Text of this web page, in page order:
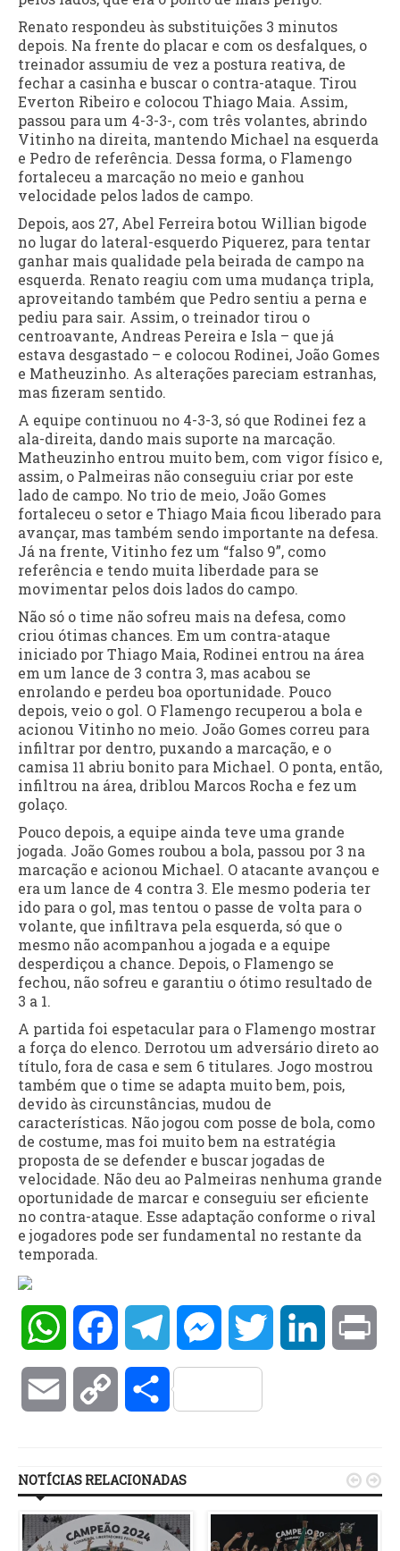
Renato respondeu às substituições 3 minutos
depois. Na frente do placar e com os desfalques, o
treinador assumiu de vez a postura reativa, de
fechar a casinha e buscar o contra-ataque. Tirou
Everton Ribeiro e colocou Thiago Maia. Assim,
passou para um 4-3-3-, com três volantes, abrindo
Vitinho na direita, mantendo Michael na esquerda
e Pedro de referência. Dessa forma, o Flamengo
fortaleceu a marcação no meio e ganhou
velocidade pelos lados de campo.
Depois, aos 27, Abel Ferreira botou Willian bigode
no lugar do lateral-esquerdo Piquerez, para tentar
ganhar mais qualidade pela beirada de campo na
esquerda. Renato reagiu com uma mudança tripla,
aproveitando também que Pedro sentiu a perna e
pediu para sair. Assim, o treinador tirou o
centroavante, Andreas Pereira e Isla – que já
estava desgastado – e colocou Rodinei, João Gomes
e Matheuzinho. As alterações pareciam estranhas,
mas fizeram sentido.
A equipe continuou no 4-3-3, só que Rodinei fez a
ala-direita, dando mais suporte na marcação.
Matheuzinho entrou muito bem, com vigor físico e,
assim, o Palmeiras não conseguiu criar por este
lado de campo. No trio de meio, João Gomes
fortaleceu o setor e Thiago Maia ficou liberado para
avançar, mas também sendo importante na defesa.
Já na frente, Vitinho fez um “falso 9”, como
referência e tendo muita liberdade para se
movimentar pelos dois lados do campo.
Não só o time não sofreu mais na defesa, como
criou ótimas chances. Em um contra-ataque
iniciado por Thiago Maia, Rodinei entrou na área
em um lance de 3 contra 3, mas acabou se
enrolando e perdeu boa oportunidade. Pouco
depois, veio o gol. O Flamengo recuperou a bola e
acionou Vitinho no meio. João Gomes correu para
infiltrar por dentro, puxando a marcação, e o
camisa 11 abriu bonito para Michael. O ponta, então,
infiltrou na área, driblou Marcos Rocha e fez um
golaço.
Pouco depois, a equipe ainda teve uma grande
jogada. João Gomes roubou a bola, passou por 3 na
marcação e acionou Michael. O atacante avançou e
era um lance de 4 contra 3. Ele mesmo poderia ter
ido para o gol, mas tentou o passe de volta para o
volante, que infiltrava pela esquerda, só que o
mesmo não acompanhou a jogada e a equipe
desperdiçou a chance. Depois, o Flamengo se
fechou, não sofreu e garantiu o ótimo resultado de
3 a 1.
A partida foi espetacular para o Flamengo mostrar
a força do elenco. Derrotou um adversário direto ao
título, fora de casa e sem 6 titulares. Jogo mostrou
também que o time se adapta muito bem, pois,
devido às circunstâncias, mudou de
características. Não jogou com posse de bola, como
de costume, mas foi muito bem na estratégia
proposta de se defender e buscar jogadas de
velocidade. Não deu ao Palmeiras nenhuma grande
oportunidade de marcar e conseguiu ser eficiente
no contra-ataque. Esse adaptação conforme o rival
e jogadores pode ser fundamental no restante da
temporada.
WhatsAppFacebookTelegramMessengerTwitter LinkedIn
Email Copy Compartilhar
NOTÍCIAS RELACIONADAS  